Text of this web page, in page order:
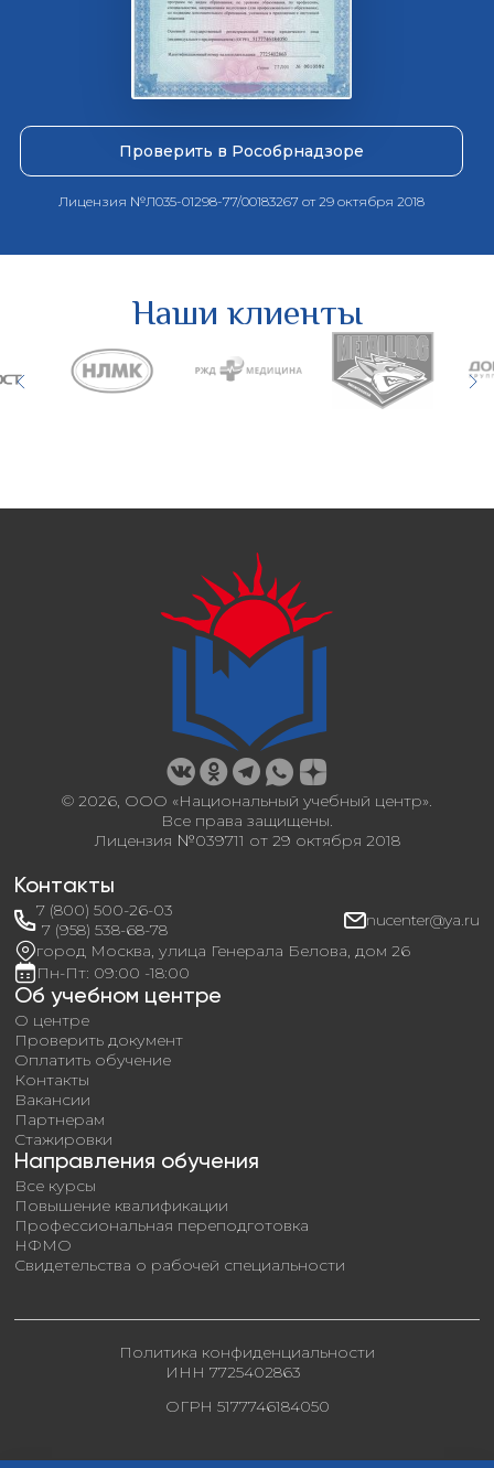
Проверить в Рособрнадзоре
Лицензия №Л035-01298-77/00183267 от 29 октября 2018
Наши клиенты
© 2026, ООО «Национальный учебный центр».
Все права защищены.
Лицензия №039711 от 29 октября 2018
Об учебном центре
О центре
Проверить документ
Оплатить обучение
Контакты
Вакансии
Партнерам
Стажировки
Направления обучения
Все курсы
Повышение квалификации
Профессиональная переподготовка
НФМО
Свидетельства о рабочей специальности
Контакты
7 (800) 500-26-03
7 (958) 538-68-78
nucenter@ya.ru
город Москва, улица Генерала Белова, дом 26
Пн-Пт: 09:00 -18:00
Политика конфиденциальности
ИНН 7725402863
ОГРН 5177746184050